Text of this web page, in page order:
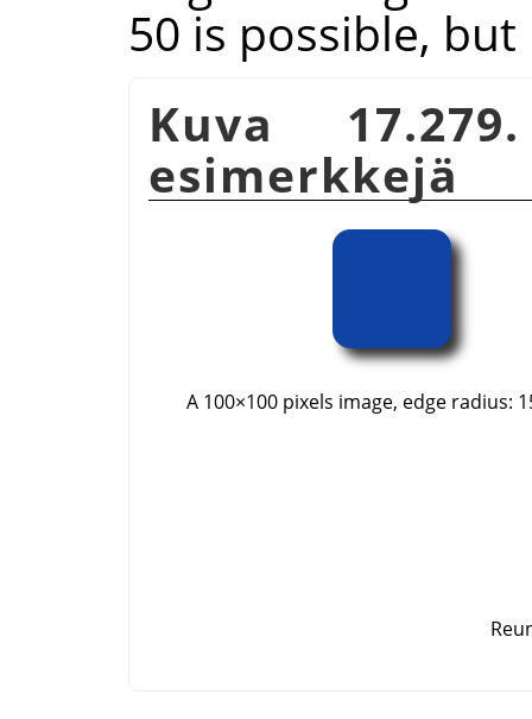
50 is possible,
Kuva
esimerkkejä
A 100×100 pixels image, edge radius: